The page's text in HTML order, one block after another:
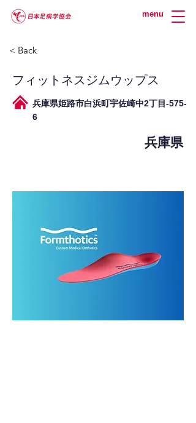
menu
< Back
フィットネスジムウップス
兵庫県姫路市白浜町宇佐崎中2丁目-575-
6
兵庫県